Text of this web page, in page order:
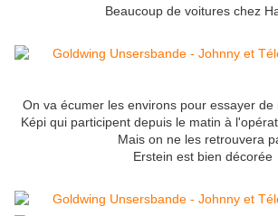
Beaucoup de voitures chez
On va écumer les environs pour essayer de
Képi qui participent depuis le matin à
Mais on ne les retrouvera
Erstein est bien décorée